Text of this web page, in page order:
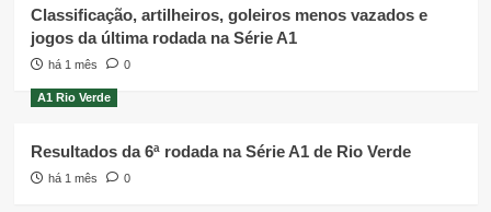
Classificação, artilheiros, goleiros menos vazados e
jogos da última rodada na Série A1
há 1 mês 0
A1 Rio Verde
Resultados da 6ª rodada na Série A1 de Rio Verde
há 1 mês 0